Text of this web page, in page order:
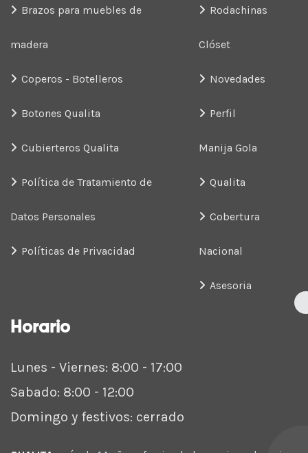
Brazos para muebles de
madera
Coperos - Botelleros
Botones Qualita
Cubierteros Qualita
Política de Tratamiento de
Datos Personales
Políticas de Privacidad
Rodachinas
Clóset
Novedades
Perfil
Manija Gola
Qualita
Cobertura
Nacional
Asesoria
Horario
Lunes - Viernes: 8:00 - 17:00
Sabado: 8:00 - 12:00
Domingo y festivos: cerrado